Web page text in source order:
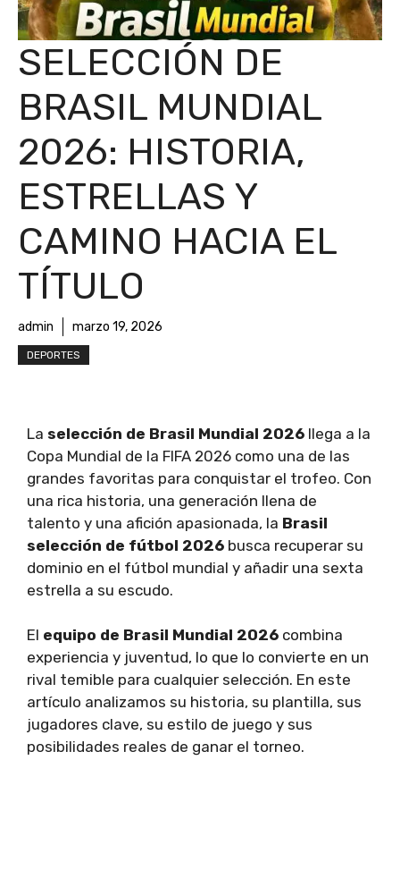
SELECCIÓN DE
BRASIL MUNDIAL
2026: HISTORIA,
ESTRELLAS Y
CAMINO HACIA EL
TÍTULO
admin marzo 19, 2026
DEPORTES
La selección de Brasil Mundial 2026 llega a la
Copa Mundial de la FIFA 2026 como una de las
grandes favoritas para conquistar el trofeo. Con
una rica historia, una generación llena de
talento y una afición apasionada, la Brasil
selección de fútbol 2026 busca recuperar su
dominio en el fútbol mundial y añadir una sexta
estrella a su escudo.
El equipo de Brasil Mundial 2026 combina
experiencia y juventud, lo que lo convierte en un
rival temible para cualquier selección. En este
artículo analizamos su historia, su plantilla, sus
jugadores clave, su estilo de juego y sus
posibilidades reales de ganar el torneo.